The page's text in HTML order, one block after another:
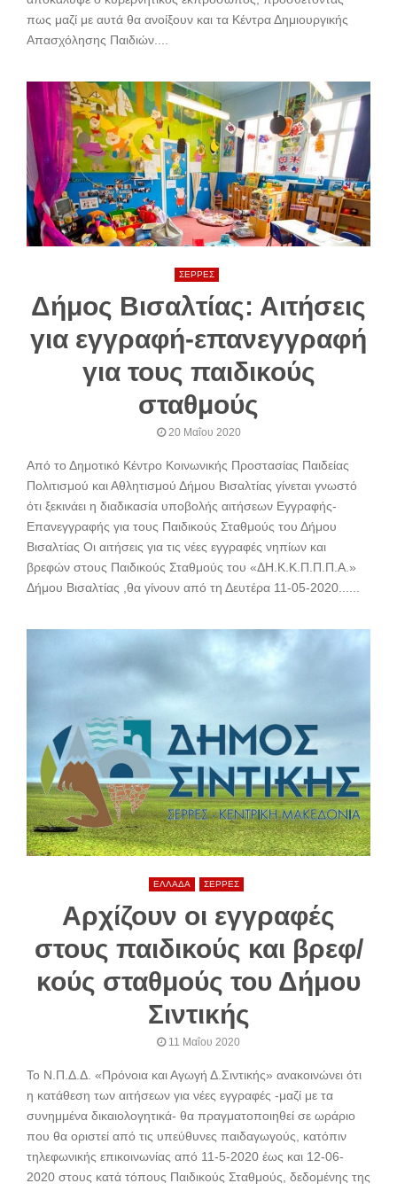
πως μαζί με αυτά θα ανοίξουν και τα Κέντρα Δημιουργικής
Απασχόλησης Παιδιών....
ΣΕΡΡΕΣ
Δήμος Βισαλτίας: Αιτήσεις
για εγγραφή-επανεγγραφή
για τους παιδικούς
σταθμούς
20 Μαΐου 2020
Από το Δημοτικό Κέντρο Κοινωνικής Προστασίας Παιδείας
Πολιτισμού και Αθλητισμού Δήμου Βισαλτίας γίνεται γνωστό
ότι ξεκινάει η διαδικασία υποβολής αιτήσεων Εγγραφής-
Επανεγγραφής για τους Παιδικούς Σταθμούς του Δήμου
Βισαλτίας Οι αιτήσεις για τις νέες εγγραφές νηπίων και
βρεφών στους Παιδικούς Σταθμούς του «ΔΗ.Κ.Κ.Π.Π.Π.Α.»
Δήμου Βισαλτίας ,θα γίνουν από τη Δευτέρα 11-05-2020......
ΕΛΛΑΔΑ ΣΕΡΡΕΣ
Αρχίζουν οι εγγραφές
στους παιδικούς και βρεφ/
κούς σταθμούς του Δήμου
Σιντικής
11 Μαΐου 2020
Το Ν.Π.Δ.Δ. «Πρόνοια και Αγωγή Δ.Σιντικής» ανακοινώνει ότι
η κατάθεση των αιτήσεων για νέες εγγραφές -μαζί με τα
συνημμένα δικαιολογητικά- θα πραγματοποιηθεί σε ωράριο
που θα οριστεί από τις υπεύθυνες παιδαγωγούς, κατόπιν
τηλεφωνικής επικοινωνίας από 11-5-2020 έως και 12-06-
2020 στους κατά τόπους Παιδικούς Σταθμούς, δεδομένης της